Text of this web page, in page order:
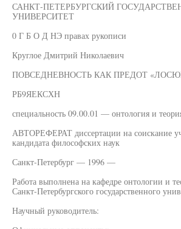
САНКТ-ПЕТЕРБУРГСКИЙ
УНИВЕРСИТЕТ
0 Г Б О Д НЭ правах рукописи
Круглое Дмитрий Николаевич
ПОВСЕДНЕВНОСТЬ КАК ПРЕДОТ
РБ9ЯЕКСХН
специальность 09.00.01 — онтология и
АВТОРЕФЕРАТ диссертации на соискание
кандидата философских наук
Санкт-Петербург — 1996 —
Работа выполнена на кафедре онтологии и
Санкт-Петербургского государственного
Научный руководитель: